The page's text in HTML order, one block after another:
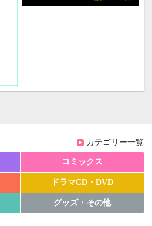
カテゴリー一覧
コミックス
ドラマCD・DVD
グッズ・その他